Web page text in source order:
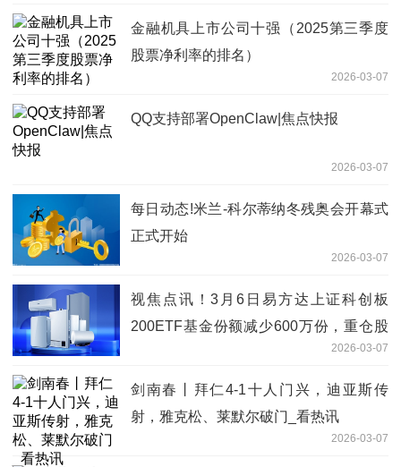
金融机具上市公司十强（2025第三季度
股票净利率的排名）
2026-03-07
QQ支持部署OpenClaw|焦点快报
2026-03-07
每日动态!米兰-科尔蒂纳冬残奥会开幕式
正式开始
2026-03-07
视焦点讯！3月6日易方达上证科创板
200ETF基金份额减少600万份，重仓股
2026-03-07
剑南春丨拜仁4-1十人门兴，迪亚斯传
射，雅克松、莱默尔破门_看热讯
2026-03-07